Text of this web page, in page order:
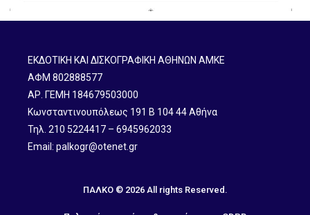
ΕΚΔΟΤΙΚΗ ΚΑΙ ΔΙΣΚΟΓΡΑΦΙΚΗ ΑΘΗΝΩΝ ΑΜΚΕ
ΑΦΜ 802888577
ΑΡ. ΓΕΜΗ 184679503000
Κωνσταντινουπόλεως 191 B 104 44 Αθήνα
Τηλ. 210 5224417 – 6945962033
Email: palkogr@otenet.gr
ΠΑΛΚΟ © 2026 All rights Reserved.